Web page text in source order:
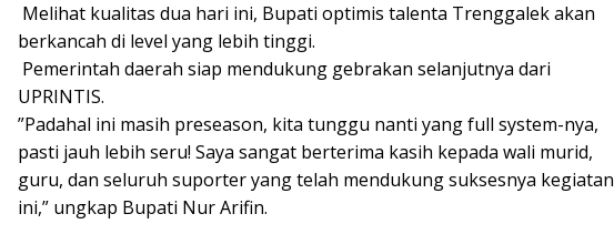
​ Melihat kualitas dua hari ini, Bupati optimis talenta Trenggalek akan
berkancah di level yang lebih tinggi.
​ Pemerintah daerah siap mendukung gebrakan selanjutnya dari
UPRINTIS.
​”Padahal ini masih preseason, kita tunggu nanti yang full system-nya,
pasti jauh lebih seru! Saya sangat berterima kasih kepada wali murid,
guru, dan seluruh suporter yang telah mendukung suksesnya kegiatan
ini,” ungkap Bupati Nur Arifin.